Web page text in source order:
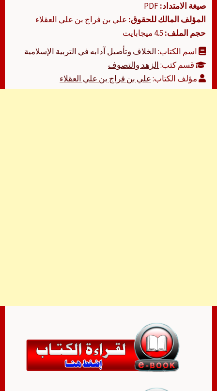
صيغة الامتداد:
المؤلف المالك للحقوق: علي بن فراج بن علي العقلاء
حجم الملف:
اسم الكتاب:الخلاف وتأصيل آدابه في التربية الإسلامية
قسم كتب:الزهد والتصوف
مؤلف الكتاب:علي بن فراج بن علي العقلاء